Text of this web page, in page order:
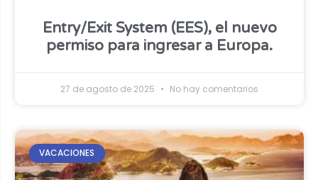
Entry/Exit System (EES), el nuevo
permiso para ingresar a Europa.
27 de agosto de 2025 No hay comentarios
VACACIONES